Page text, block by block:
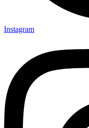
Instagram